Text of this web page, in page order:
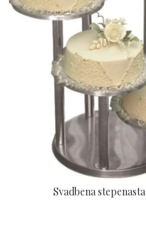
Svadbena